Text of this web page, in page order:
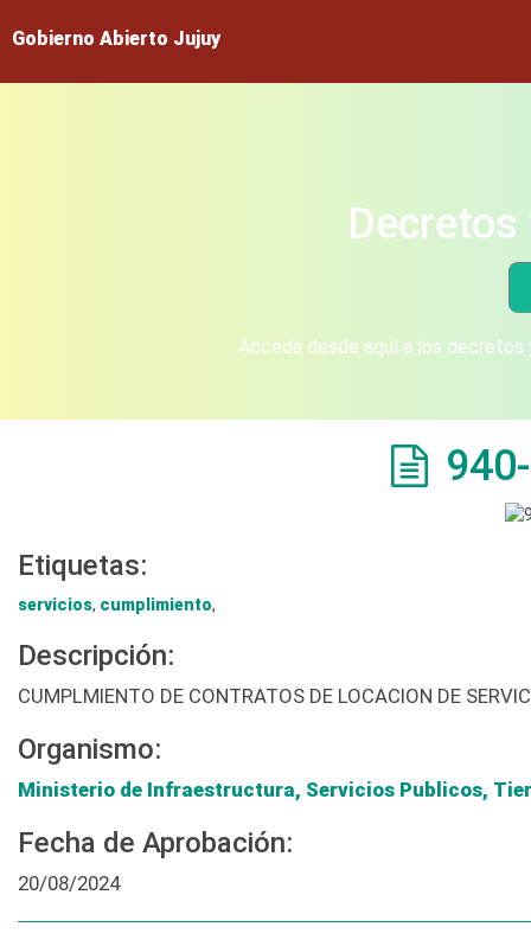
Gobierno Abierto Jujuy
Acceda desde aquí a los
Etiquetas:
servicios, cumplimiento,
Descripción:
CUMPLMIENTO DE CONTRATOS DE LOCACION DE
Organismo:
Ministerio de Infraestructura, Servicios Publicos,
Fecha de Aprobación:
20/08/2024